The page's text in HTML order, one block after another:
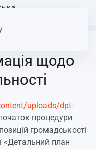
щодо
uploads/dpt-
процедури
громадськості
«Детальний план